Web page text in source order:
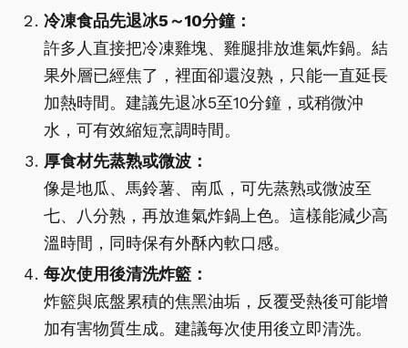
冷凍食品先退冰5～10分鐘：
許多人直接把冷凍雞塊、雞腿排放進氣炸鍋。結
果外層已經焦了，裡面卻還沒熟，只能一直延長
加熱時間。建議先退冰5至10分鐘，或稍微沖
水，可有效縮短烹調時間。
厚食材先蒸熟或微波：
像是地瓜、馬鈴薯、南瓜，可先蒸熟或微波至
七、八分熟，再放進氣炸鍋上色。這樣能減少高
溫時間，同時保有外酥內軟口感。
每次使用後清洗炸籃：
炸籃與底盤累積的焦黑油垢，反覆受熱後可能增
加有害物質生成。建議每次使用後立即清洗。